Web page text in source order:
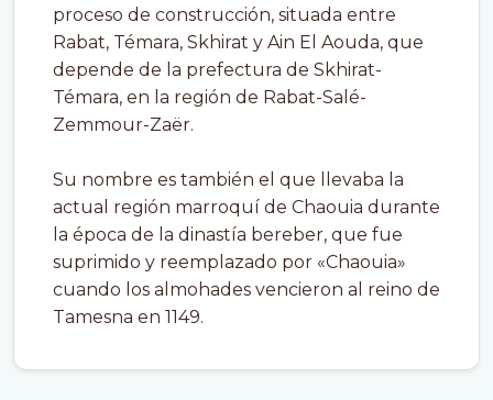
proceso de construcción, situada entre
Rabat, Témara, Skhirat y Ain El Aouda, que
depende de la prefectura de Skhirat-
Témara, en la región de Rabat-Salé-
Zemmour-Zaër.
Su nombre es también el que llevaba la
actual región marroquí de Chaouia durante
la época de la dinastía bereber, que fue
suprimido y reemplazado por «Chaouia»
cuando los almohades vencieron al reino de
Tamesna en 1149.